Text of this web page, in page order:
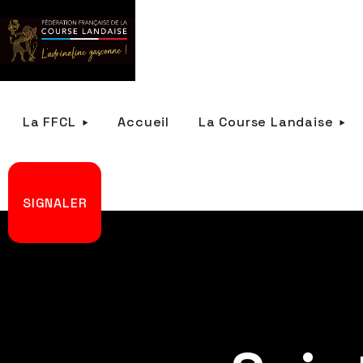
La FFCL Accueil La Course Landaise
SIGNALER